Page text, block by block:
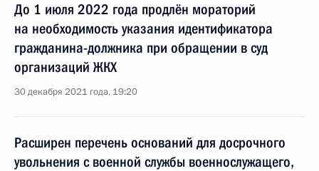
До 1 июля 2022 года продлён мораторий
на необходимость указания идентификатора
гражданина-должника при обращении в суд
организаций ЖКХ
30 декабря 2021 года, 19:20
Расширен перечень оснований для досрочного
увольнения с военной службы военнослужащего,